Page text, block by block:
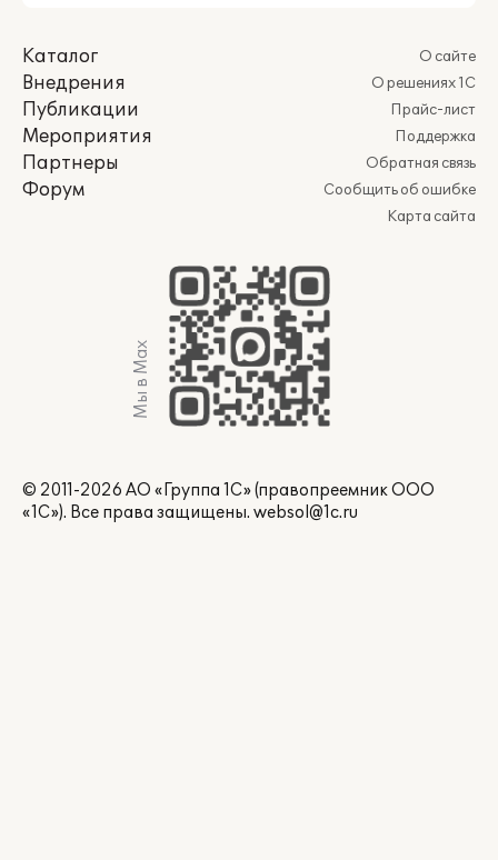
Каталог
Внедрения
Публикации
Мероприятия
Партнеры
Форум
О сайте
О решениях 1С
Прайс-лист
Поддержка
Обратная связь
Сообщить об ошибке
Карта сайта
Мы в Max
© 2011-2026 АО «Группа 1С» (правопреемник ООО
«1С»). Все права защищены. websol@1c.ru